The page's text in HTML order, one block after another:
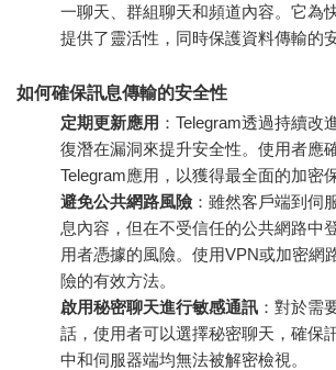
一聊天、群組聊天和頻道內容。它為
提供了靈活性，同時保護資料傳輸的
如何確保訊息傳輸的安全性
定期更新應用 ：Telegram透過持續改
復潛在漏洞來提升安全性。使用者應
Telegram應用，以獲得最全面的加密保
避免公共網路風險：雖然客戶端到伺
息內容，但在不受信任的公共網路中
用者憑據的風險。使用VPN或加密網
險的有效方法。
啟用秘密聊天進行敏感通訊 ：對於需
話，使用者可以選擇秘密聊天，確保
中和伺服器端均無法被解密檢視。